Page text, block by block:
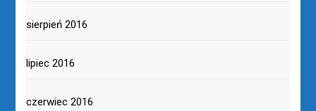
sierpień 2016
lipiec 2016
czerwiec 2016